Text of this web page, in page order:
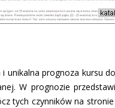
i unikalna prognoza kursu
W prognozie
tych czynników na